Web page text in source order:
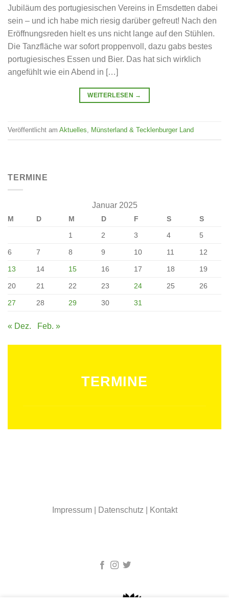
Jubiläum des portugiesischen Vereins in Emsdetten dabei
sein – und ich habe mich riesig darüber gefreut! Nach den
Eröffnungsreden hielt es uns nicht lange auf den Stühlen.
Die Tanzfläche war sofort proppenvoll, dazu gabs bestes
portugiesisches Essen und Bier. Das hat sich wirklich
angefühlt wie ein Abend in […]
WEITERLESEN →
Veröffentlicht am Aktuelles, Münsterland & Tecklenburger Land
TERMINE
Januar 2025
M D M D F S
S
1
2 3 4 5
6 7 8 9 10 11 12
13 14 15 16 17 18 19
20 21 22 23 24 25 26
27 28 29 30 31
« Dez. Feb. »
TERMINE
Impressum| Datenschutz Kontakt